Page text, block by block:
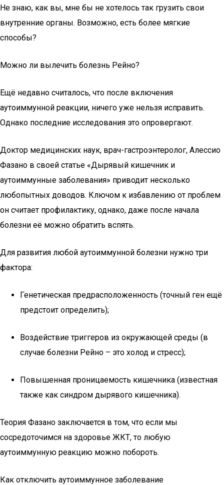
Не знаю, как вы, мне бы не хотелось так грузить свои
внутренние органы. Возможно, есть более мягкие
способы?
Можно ли вылечить болезнь Рейно?
Ещё недавно считалось, что после включения
аутоиммунной реакции, ничего уже нельзя исправить.
Однако последние исследования это опровергают.
Доктор медицинских наук, врач-гастроэнтеролог, Алессио
Фазано в своей статье «Дырявый кишечник и
аутоиммунные заболевания» приводит несколько
любопытных доводов. Ключом к избавлению от проблем
он считает профилактику, однако, даже после начала
болезни её можно обратить вспять.
Для развития любой аутоиммунной болезни нужно три
фактора:
Генетическая предрасположенность (точный ген ещё
предстоит определить);
Воздействие триггеров из окружающей среды (в
случае болезни Рейно – это холод и стресс);
Повышенная проницаемость кишечника (известная
также как синдром дырявого кишечника).
Теория Фазано заключается в том, что если мы
сосредоточимся на здоровье ЖКТ, то любую
аутоиммунную реакцию можно побороть.
Как отключить аутоиммунное заболевание